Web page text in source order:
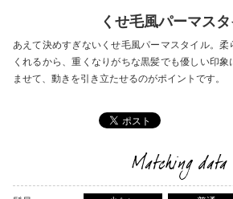
くせ毛風パーマス
あえて決めすぎないくせ毛風パーマスタイル。柔
くれるから、重くなりがちな黒髪でも優しい印
ませて、動きを引き立たせるのがポイントです。
Matching data